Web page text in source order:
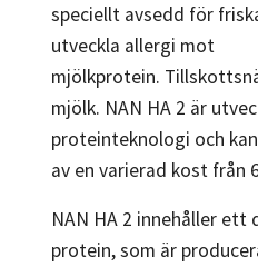
speciellt avsedd för
utveckla allergi mot
mjölkprotein.
mjölk. NAN HA 2 är
proteinteknologi och
av en varierad kost från
NAN HA 2 innehåller
protein, som är